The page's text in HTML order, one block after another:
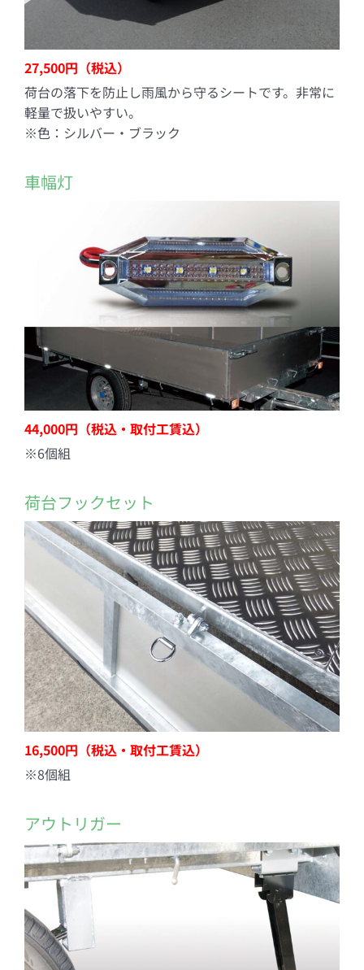
27,500円（税込）
荷台の落下を防止し雨風から守るシートです。非常に
軽量で扱いやすい。
※色：シルバー・ブラック
車幅灯
44,000円（税込・取付工賃込）
※6個組
荷台フックセット
16,500円（税込・取付工賃込）
※8個組
アウトリガー